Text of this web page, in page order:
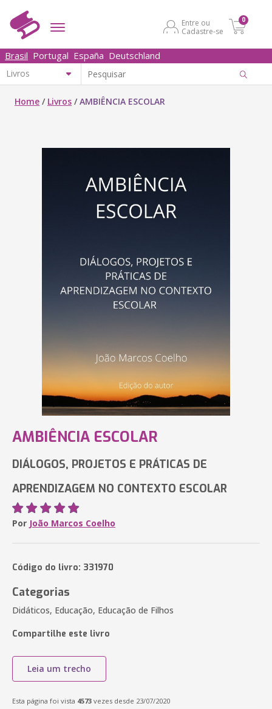
Entre ou
Cadastre-se
0
Brasil Portugal España Deutschland
Home / Livros /AMBIÊNCIA ESCOLAR
AMBIÊNCIA ESCOLAR
DIÁLOGOS, PROJETOS E PRÁTICAS DE
APRENDIZAGEM NO CONTEXTO ESCOLAR
Por João Marcos Coelho
Código do livro: 331970
Categorias
Didáticos, Educação, Educação de Filhos
Compartilhe este livro
Leia um trecho
Esta página foi vista 4573 vezes desde 23/07/2020